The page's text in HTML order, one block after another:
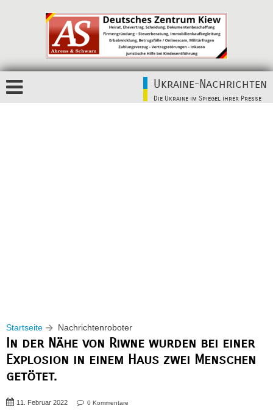
Ukraine-Nachrichten
Die Ukraine im Spiegel ihrer Presse
Startseite Nachrichtenroboter
In der Nähe von Riwne wurden bei einer
Explosion in einem Haus zwei Menschen
getötet.
11. Februar 2022 0 Kommentare